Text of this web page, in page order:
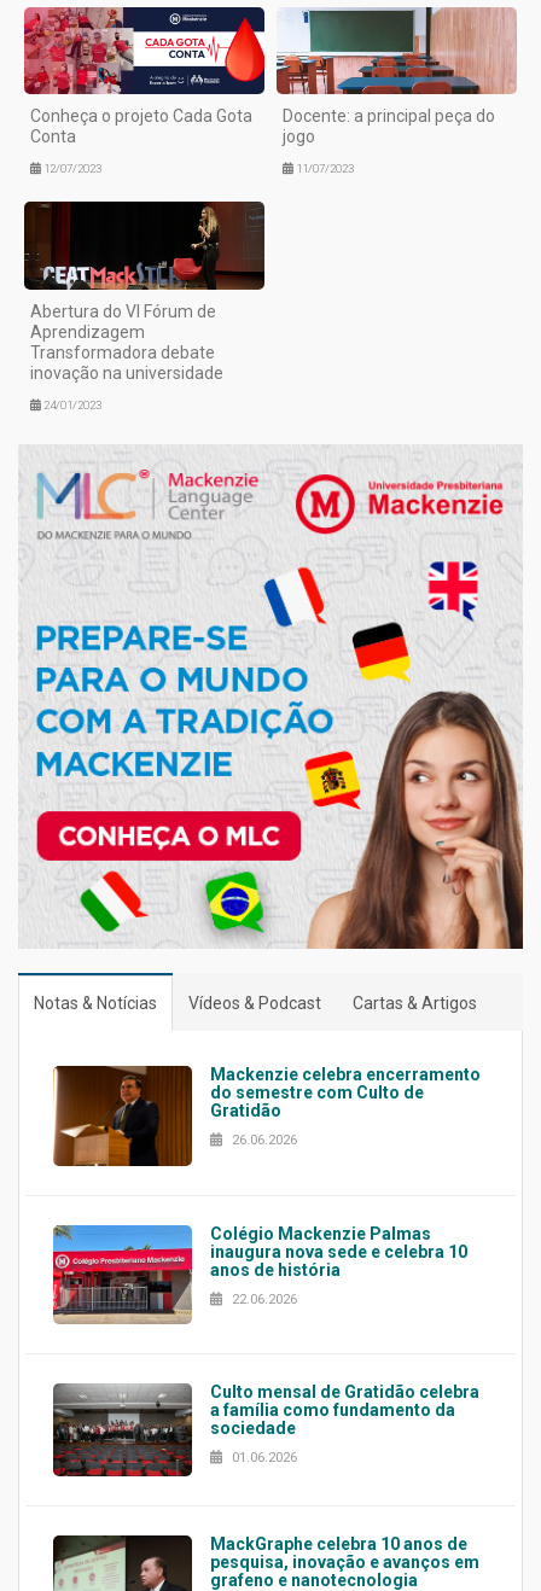
Conheça o projeto Cada Gota
Conta
12/07/2023
Docente: a principal peça do
jogo
11/07/2023
Abertura do VI Fórum de
Aprendizagem
Transformadora debate
inovação na universidade
24/01/2023
Notas & Notícias Vídeos & Podcast Cartas & Artigos
Mackenzie celebra encerramento
do semestre com Culto de
Gratidão
26.06.2026
Colégio Mackenzie Palmas
inaugura nova sede e celebra 10
anos de história
22.06.2026
Culto mensal de Gratidão celebra
a família como fundamento da
sociedade
01.06.2026
MackGraphe celebra 10 anos de
pesquisa, inovação e avanços em
grafeno e nanotecnologia